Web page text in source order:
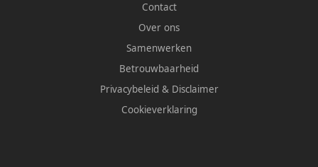
Contact
Over ons
Samenwerken
Betrouwbaarheid
Privacybeleid & Disclaimer
Cookieverklaring